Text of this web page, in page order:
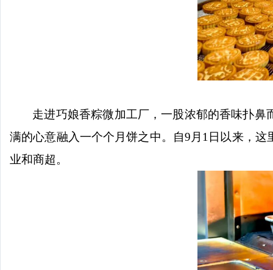
走进巧娘香粽微加工厂，一股浓郁的香味扑
满的心意融入一个个月饼之中。自9月1日以来，
业和商超。